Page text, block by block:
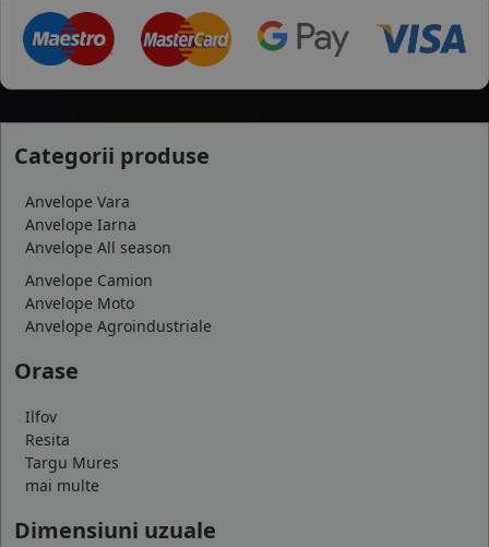
Categorii produse
Anvelope Vara
Anvelope Iarna
Anvelope All season
Anvelope Camion
Anvelope Moto
Anvelope Agroindustriale
Orase
Ilfov
Resita
Targu Mures
mai multe
Dimensiuni uzuale